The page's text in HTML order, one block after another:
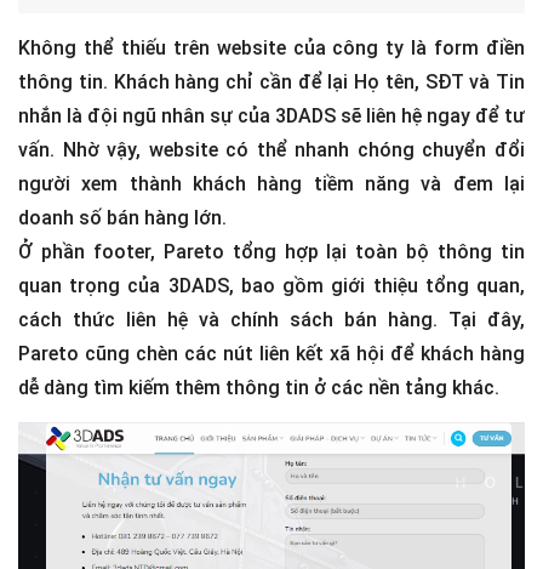
Không thể thiếu trên website của công ty là form điền
thông tin. Khách hàng chỉ cần để lại Họ tên, SĐT và Tin
nhắn là đội ngũ nhân sự của 3DADS sẽ liên hệ ngay để tư
vấn. Nhờ vậy, website có thể nhanh chóng chuyển đổi
người xem thành khách hàng tiềm năng và đem lại
doanh số bán hàng lớn.
Ở phần footer, Pareto tổng hợp lại toàn bộ thông tin
quan trọng của 3DADS, bao gồm giới thiệu tổng quan,
cách thức liên hệ và chính sách bán hàng. Tại đây,
Pareto cũng chèn các nút liên kết xã hội để khách hàng
dễ dàng tìm kiếm thêm thông tin ở các nền tảng khác.